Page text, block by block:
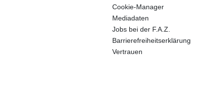
Cookie-Manager
Mediadaten
Jobs bei der F.A.Z.
Barrierefreiheitserklärung
Vertrauen